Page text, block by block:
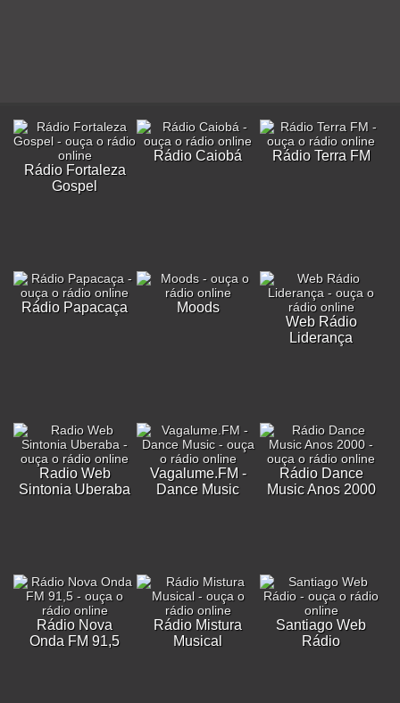
Rádio Fortaleza
Gospel
Rádio Caiobá Rádio Terra FM
Rádio Papacaça
Moods
Web Rádio
Liderança
Radio Web
Sintonia Uberaba
Vagalume.FM -
Dance Music
Rádio Dance
Music Anos 2000
Rádio Nova
Onda FM 91,5
Rádio Mistura
Musical
Santiago Web
Rádio